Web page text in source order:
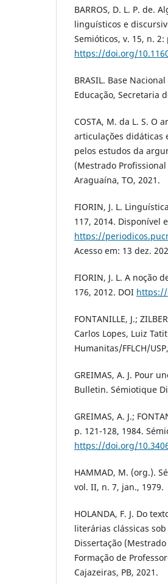
BARROS, D. L. P. de.
linguísticos e
Semióticos, v. 15, n. 2:
https://doi.org/
BRASIL. Base
Educação, Secretaria
COSTA, M. da L. S. O
articulações didáticas
pelos estudos da
(Mestrado
Araguaína, TO, 2021.
FIORIN, J. L.
117, 2014. Disponível
https://
Acesso em: 13 dez.
FIORIN, J. L. A noção
176, 2012. DOI https://
FONTANILLE, J.;
Carlos Lopes, Luiz
Humanitas/FFLCH/
GREIMAS, A. J. Pour
Bulletin. Sémiotique
GREIMAS, A. J.;
p. 121-128, 1984.
https://doi.org/
HAMMAD, M. (org.).
vol. II, n. 7, jan., 1979.
HOLANDA, F. J. Do
literárias clássicas
Dissertação (Mestrado
Formação de
Cajazeiras, PB, 2021.